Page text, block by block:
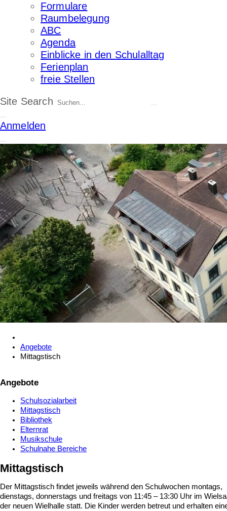
Formulare
Raumbelegung
ABC
Agenda
Einblicke in den Schulalltag
Ferienplan
freie Stellen
Site Search
Anmelden
Angebote
Mittagstisch
Angebote
Schulsozialarbeit
Mittagstisch
Bibliothek
Elternrat
Musikschule
Schulnahe Bereiche
Mittagstisch
Der Mittagstisch findet jeweils während den Schulwochen montags,
dienstags, donnerstags und freitags von 11:45 – 13:30 Uhr im
der neuen Wielhalle statt. Die Kinder werden betreut und erhalten